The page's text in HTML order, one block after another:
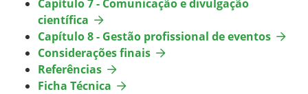
Capítulo 7 - Comunicação e divulgação
científica
Capítulo 8 - Gestão profissional de eventos
Considerações finais
Referências
Ficha Técnica